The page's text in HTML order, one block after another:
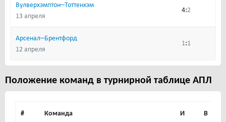
Вулверхэмптон–Тоттенхэм
13 апреля
4:2
Арсенал–Брентфорд
12 апреля
1:1
Положение команд в турнирной таблице АПЛ
# Команда И В